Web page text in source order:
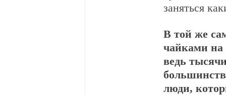
заняться
В той же
чайками на
ведь
люди,